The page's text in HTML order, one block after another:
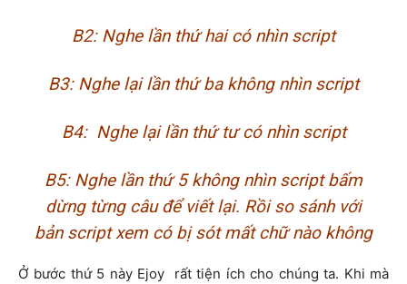
B2: Nghe lần thứ hai có nhìn script
B3: Nghe lại lần thứ ba không nhìn script
B4: Nghe lại lần thứ tư có nhìn script
B5: Nghe lần thứ 5 không nhìn script bấm
dừng từng câu để viết lại. Rồi so sánh với
bản script xem có bị sót mất chữ nào không
Ở bước thứ 5 này Ejoy rất tiện ích cho chúng ta. Khi mà